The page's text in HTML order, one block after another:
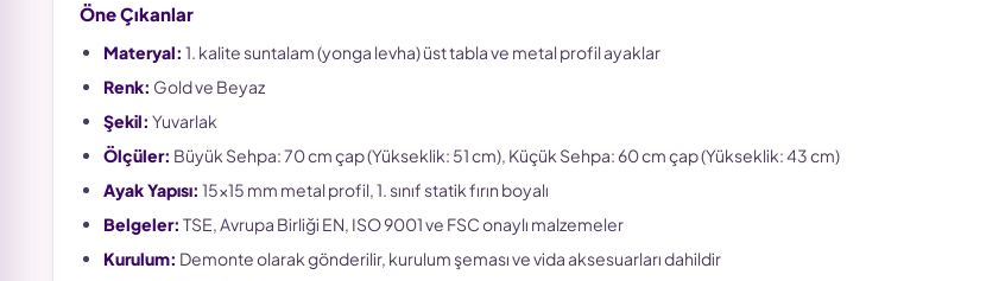
Öne Çıkanlar
Materyal: 1. kalite suntalam (yonga levha) üst tabla ve metal profil ayaklar
Renk: Gold ve Beyaz
Şekil: Yuvarlak
Ölçüler: Büyük Sehpa: 70 cm çap (Yükseklik: 51 cm), Küçük Sehpa: 60 cm çap (Yükseklik: 43 cm)
Ayak Yapısı: 15x15 mm metal profil, 1. sınıf statik fırın boyalı
Belgeler: TSE, Avrupa Birliği EN, ISO 9001 ve FSC onaylı malzemeler
Kurulum: Demonte olarak gönderilir, kurulum şeması ve vida aksesuarları dahildir